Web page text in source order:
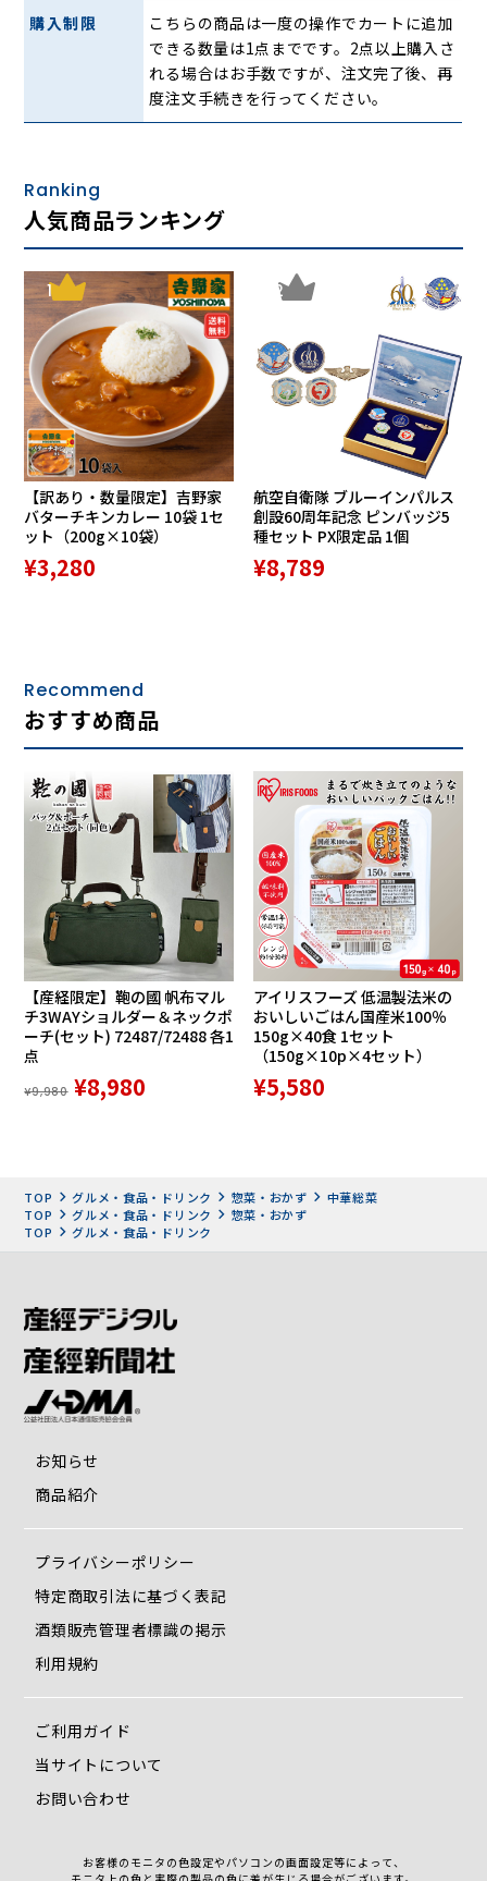
メドラマをはじめ、さまざまなメディアにも取り上げられて
購入制限
こちらの商品は一度の操作でカートに追加
できる数量は1点までです。2点以上購入さ
れる場合はお手数ですが、注文完了後、再
度注文手続きを行ってください。
Ranking
人気商品ランキング
1
【訳あり・数量限定】吉野家
バターチキンカレー 10袋 1セ
ット（200g×10袋）
¥3,280
2
航空自衛隊 ブルーインパルス
創設60周年記念 ピンバッジ5
種セット PX限定品 1個
¥8,789
Recommend
おすすめ商品
【産経限定】鞄の國 帆布マル
チ3WAYショルダー＆ネックポ
ーチ(セット) 72487/72488 各1
点
¥9,980 ¥8,980
アイリスフーズ 低温製法米の
おいしいごはん国産米100％
150g×40食 1セット
（150g×10p×4セット）
¥5,580
TOP グルメ・食品・ドリンク 惣菜・おかず
中華総菜
TOP
グルメ・食品・ドリンク
惣菜・おかず
TOP
グルメ・食品・ドリンク
お知らせ
商品紹介
プライバシーポリシー
特定商取引法に基づく表記
酒類販売管理者標識の掲示
利用規約
ご利用ガイド
当サイトについて
お問い合わせ
お客様のモニタの色設定やパソコンの画面設定等によって、